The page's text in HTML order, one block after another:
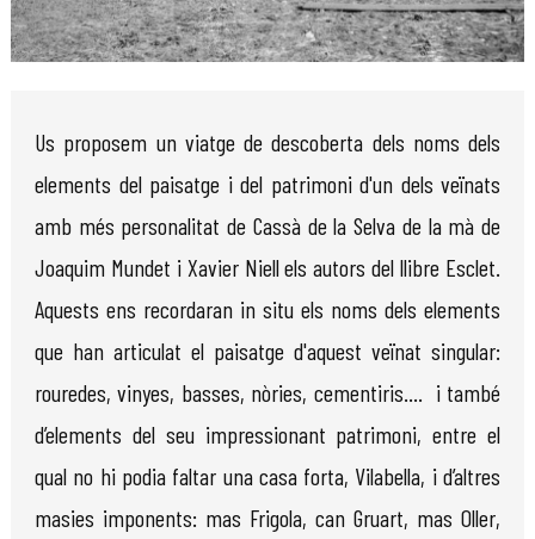
Us proposem un viatge de descoberta dels noms dels
elements del paisatge i del patrimoni d'un dels veïnats
amb més personalitat de Cassà de la Selva de la mà de
Joaquim Mundet i Xavier Niell els autors del llibre Esclet.
Aquests ens recordaran in situ els noms dels elements
que han articulat el paisatge d'aquest veïnat singular:
rouredes, vinyes, basses, nòries, cementiris.... i també
d’elements del seu impressionant patrimoni, entre el
qual no hi podia faltar una casa forta, Vilabella, i d’altres
masies imponents: mas Frigola, can Gruart, mas Oller,